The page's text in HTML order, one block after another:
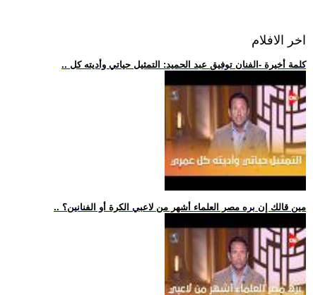
اخر الافلام
.. كلمة أخيرة -الفنان توفيق عبد الحميد: التمثيل حياتي وأديته كل
.. مين قالك إن بره مصر العلماء أشهر من لاعبي الكرة أو الفنانين؟